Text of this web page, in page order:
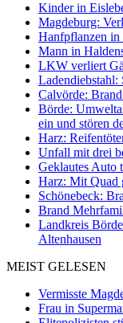
Kinder in
Magdeburg:
Hanfpflanzen in
Mann in
LKW verliert
Ladendiebstahl:
Calvörde:
Börde:
ein und stören
Harz:
Unfall mit drei
Geklautes Auto
Harz: Mit Quad
Schönebeck:
Brand
Landkreis
Altenhausen
MEIST GELESEN
Vermisste
Frau in